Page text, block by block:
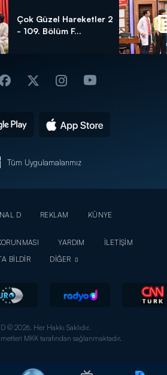
Çok Güzel Hareketler 2
- 109. Bölüm F...
Tüm Uygulamalarımız
D REKLAM
KÜNYE
YARDIM
İLETİŞİM
BİLDİR
DİĞER
© 2026. Her Hakkı Saklıdır.
MKK tarafından sağlanmaktadır.